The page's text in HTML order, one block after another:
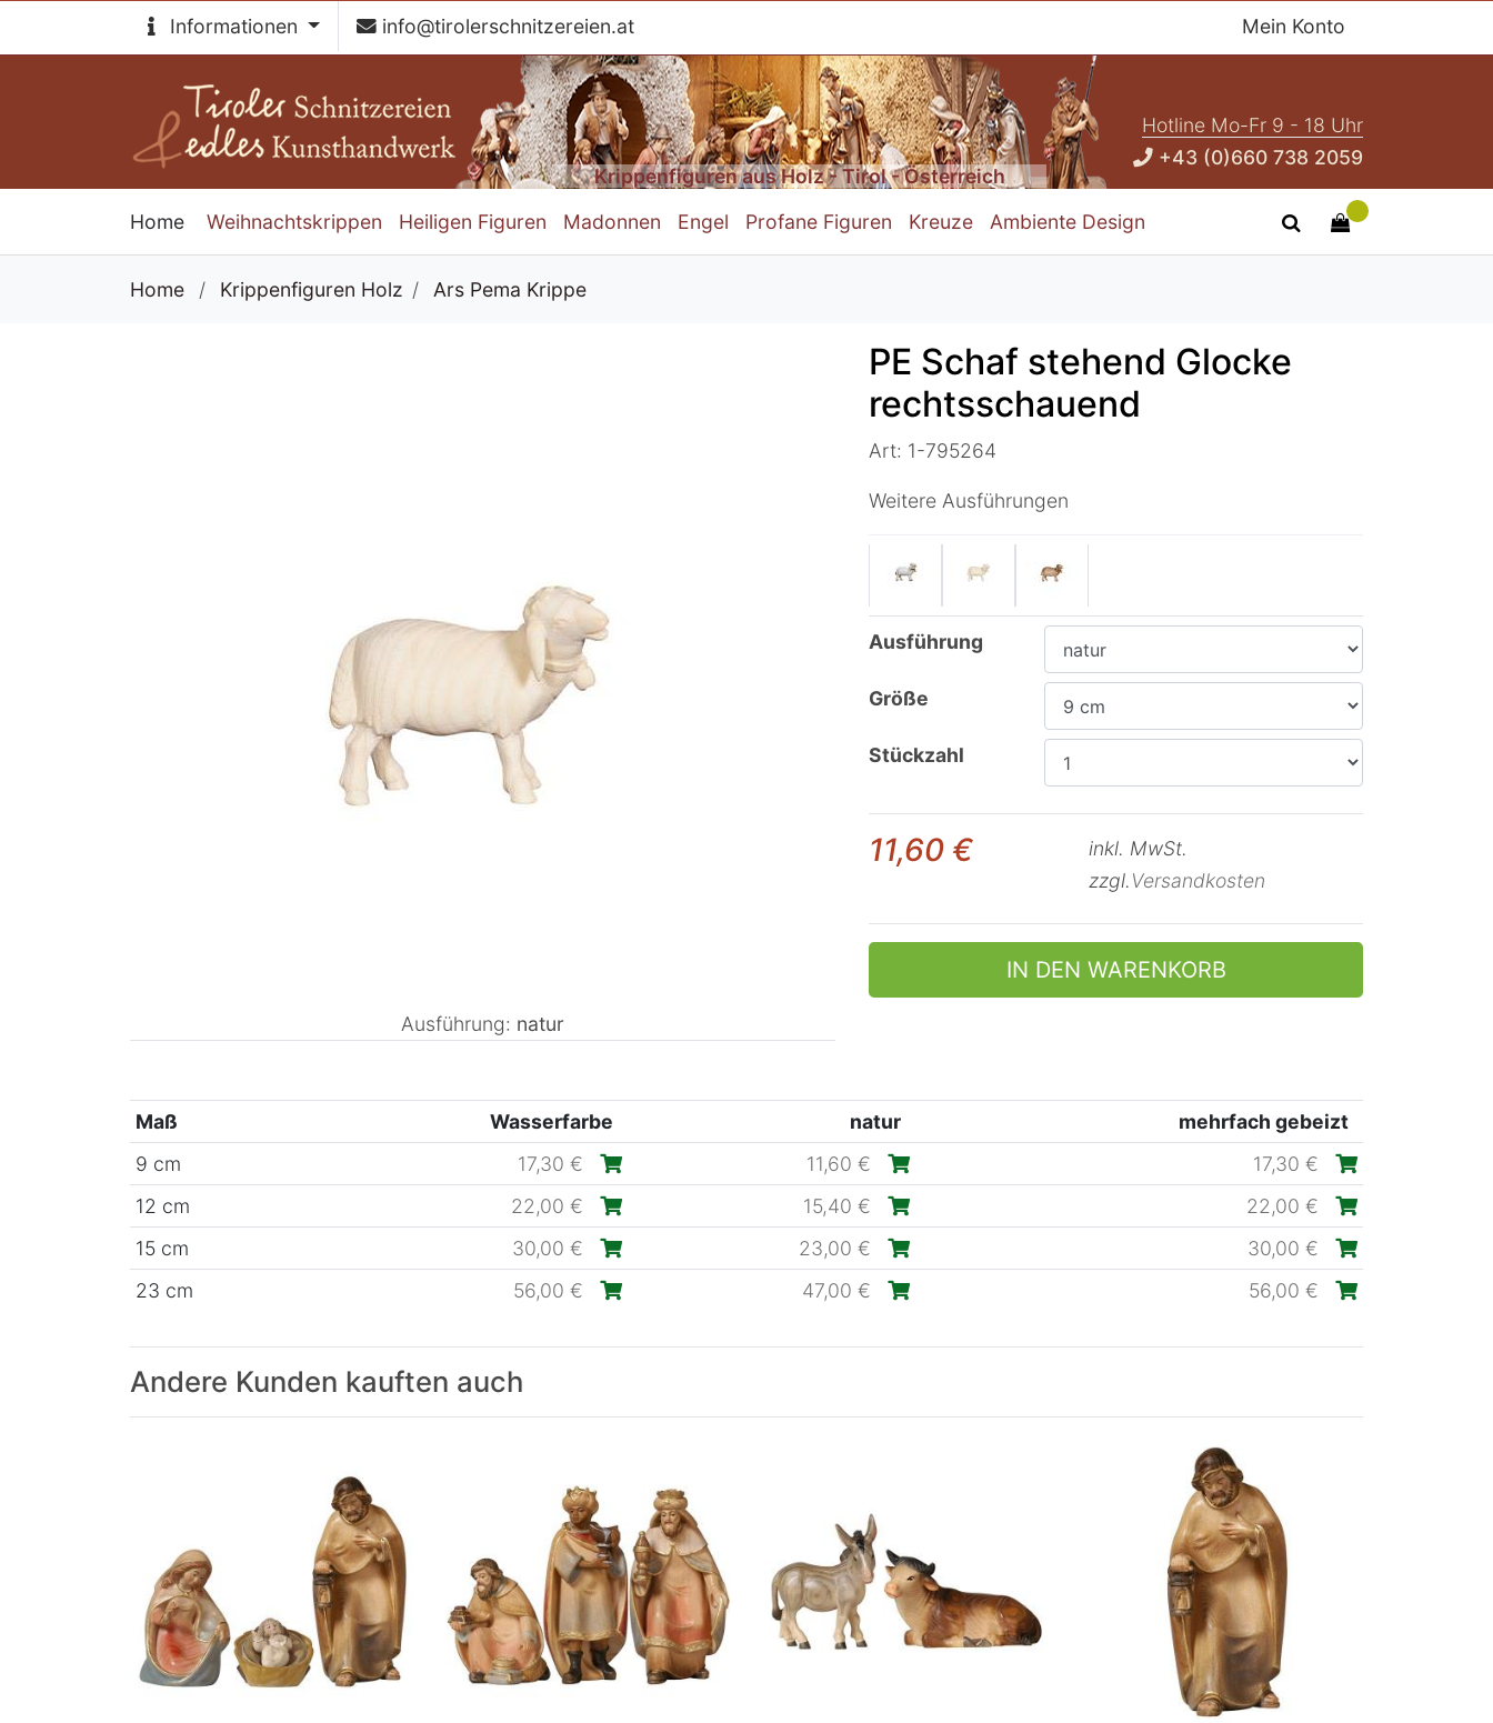
Informationen info@tirolerschnitzereien.at Mein Konto
Krippenfiguren aus Holz - Tirol - Österreich
Hotline Mo-Fr 9 - 18 Uhr
+43 (0)660 738 2059
Home Weihnachtskrippen Heiligen Figuren Madonnen Engel Profane Figuren Kreuze Ambiente Design
Home / Krippenfiguren Holz / Ars Pema Krippe
Ausführung: natur
PE Schaf stehend Glocke
rechtsschauend
Art: 1-795264
Weitere Ausführungen
Ausführung
Größe
Stückzahl
11,60 €
inkl. MwSt.
zzgl.Versandkosten
IN DEN WARENKORB
Maß Wasserfarbe natur
mehrfach gebeizt
9 cm
17,30 € 11,60 €
17,30 €
12 cm
22,00 € 15,40 €
22,00 €
15 cm
30,00 € 23,00 €
30,00 €
23 cm
56,00 € 47,00 € 56,00 €
Andere Kunden kauften auch